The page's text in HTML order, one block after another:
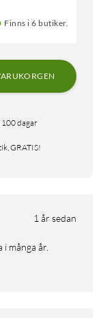
Finns i 6 butiker.
100 dagar
GRATIS!
1 år sedan
många år.